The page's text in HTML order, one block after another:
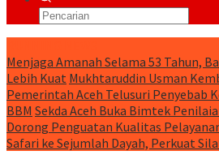
Menjaga Amanah Selama 53 Tahun,
Lebih Kuat Mukhtaruddin Usman
Pemerintah Aceh Telusuri Penyebab
BBM Sekda Aceh Buka Bimtek
Dorong Penguatan Kualitas
Safari ke Sejumlah Dayah, Perkuat